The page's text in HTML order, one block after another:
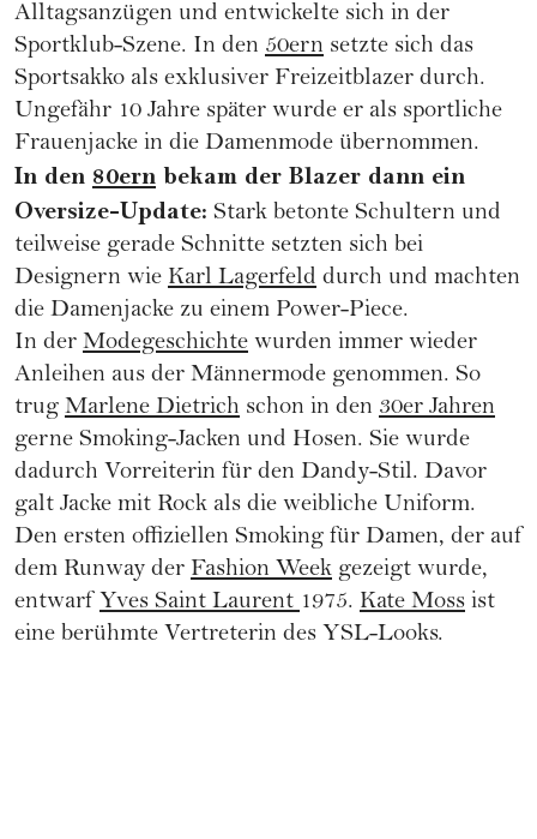
Alltagsanzügen und entwickelte sich in der
Sportklub-Szene. In den 50ern setzte sich das
Sportsakko als exklusiver Freizeitblazer durch.
Ungefähr 10 Jahre später wurde er als sportliche
Frauenjacke in die Damenmode übernommen.
In den 80ern bekam der Blazer dann ein
Oversize-Update: Stark betonte Schultern und
teilweise gerade Schnitte setzten sich bei
Designern wie Karl Lagerfeld durch und machten
die Damenjacke zu einem Power-Piece.
In der Modegeschichte wurden immer wieder
Anleihen aus der Männermode genommen. So
trug Marlene Dietrich schon in den 30er Jahren
gerne Smoking-Jacken und Hosen. Sie wurde
dadurch Vorreiterin für den Dandy-Stil. Davor
galt Jacke mit Rock als die weibliche Uniform.
Den ersten offiziellen Smoking für Damen, der auf
dem Runway der Fashion Week gezeigt wurde,
entwarf Yves Saint Laurent 1975. Kate Moss ist
eine berühmte Vertreterin des YSL-Looks.